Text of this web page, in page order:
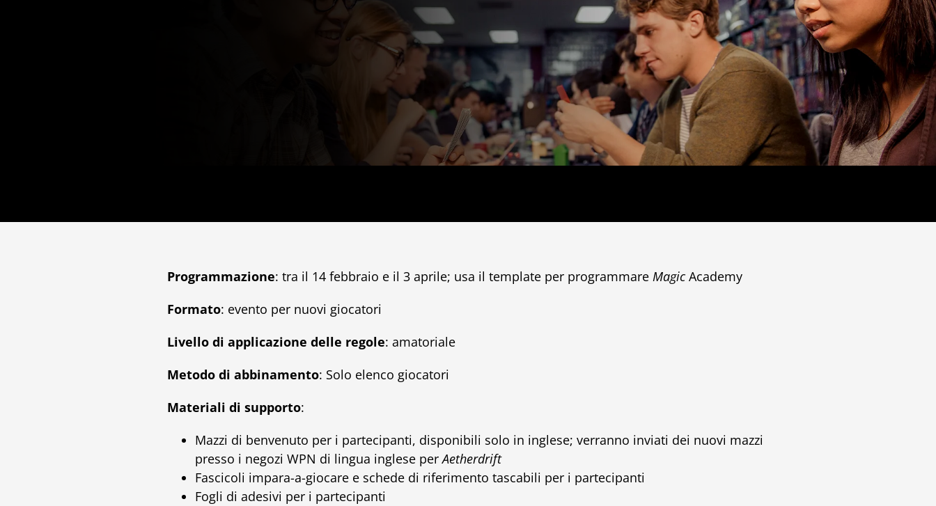
Programmazione: tra il 14 febbraio e il 3 aprile; usa il template per programmare MagicAcademy
Formato: evento per nuovi giocatori
Livello di applicazione delle regole: amatoriale
Metodo di abbinamento: Solo elenco giocatori
Materiali di supporto:
Mazzi di benvenuto per i partecipanti, disponibili solo in inglese; verranno inviati dei nuovi mazzi
presso i negozi WPN di lingua inglese perAetherdrift
Fascicoli impara-a-giocare e schede di riferimento tascabili per i partecipanti
Fogli di adesivi per i partecipanti